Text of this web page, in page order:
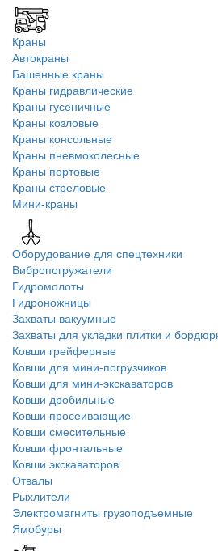
Краны
Автокраны
Башенные краны
Краны гидравлические
Краны гусеничные
Краны козловые
Краны консольные
Краны пневмоколесные
Краны портовые
Краны стреловые
Мини-краны
Оборудование для спецтехники
Вибропогружатели
Гидромолоты
Гидроножницы
Захваты вакуумные
Захваты для укладки плитки и
Ковши грейферные
Ковши для мини-погрузчиков
Ковши для мини-экскаваторов
Ковши дробильные
Ковши просеивающие
Ковши смесительные
Ковши фронтальные
Ковши экскаваторов
Отвалы
Рыхлители
Электромагниты грузоподъемные
Ямобуры